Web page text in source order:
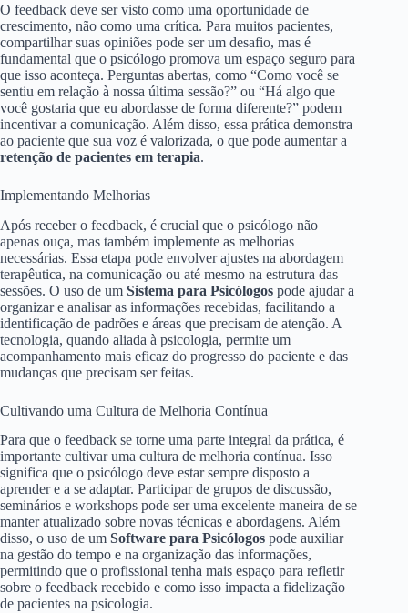
O feedback deve ser visto como uma oportunidade de
crescimento, não como uma crítica. Para muitos pacientes,
compartilhar suas opiniões pode ser um desafio, mas é
fundamental que o psicólogo promova um espaço seguro para
que isso aconteça. Perguntas abertas, como “Como você se
sentiu em relação à nossa última sessão?” ou “Há algo que
você gostaria que eu abordasse de forma diferente?” podem
incentivar a comunicação. Além disso, essa prática demonstra
ao paciente que sua voz é valorizada, o que pode aumentar a
retenção de pacientes em terapia.
Implementando Melhorias
Após receber o feedback, é crucial que o psicólogo não
apenas ouça, mas também implemente as melhorias
necessárias. Essa etapa pode envolver ajustes na abordagem
terapêutica, na comunicação ou até mesmo na estrutura das
sessões. O uso de um Sistema para Psicólogos pode ajudar a
organizar e analisar as informações recebidas, facilitando a
identificação de padrões e áreas que precisam de atenção. A
tecnologia, quando aliada à psicologia, permite um
acompanhamento mais eficaz do progresso do paciente e das
mudanças que precisam ser feitas.
Cultivando uma Cultura de Melhoria Contínua
Para que o feedback se torne uma parte integral da prática, é
importante cultivar uma cultura de melhoria contínua. Isso
significa que o psicólogo deve estar sempre disposto a
aprender e a se adaptar. Participar de grupos de discussão,
seminários e workshops pode ser uma excelente maneira de se
manter atualizado sobre novas técnicas e abordagens. Além
disso, o uso de um Software para Psicólogos pode auxiliar
na gestão do tempo e na organização das informações,
permitindo que o profissional tenha mais espaço para refletir
sobre o feedback recebido e como isso impacta a fidelização
de pacientes na psicologia.